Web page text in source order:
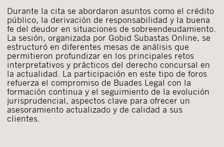
Durante la cita se abordaron asuntos como el crédito
público, la derivación de responsabilidad y la buena
fe del deudor en situaciones de sobreendeudamiento.
La sesión, organizada por Gobid Subastas Online, se
estructuró en diferentes mesas de análisis que
permitieron profundizar en los principales retos
interpretativos y prácticos del derecho concursal en
la actualidad. La participación en este tipo de foros
refuerza el compromiso de Buades Legal con la
formación continua y el seguimiento de la evolución
jurisprudencial, aspectos clave para ofrecer un
asesoramiento actualizado y de calidad a sus
clientes.